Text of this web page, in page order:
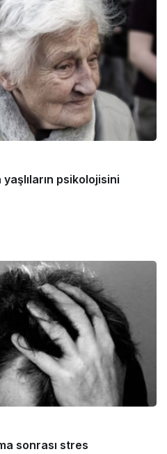
psikolojisini
sonrası stres